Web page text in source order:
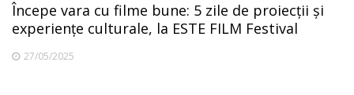
Începe vara cu filme bune: 5 zile de proiecții și
experiențe culturale, la ESTE FILM Festival
27/05/2025